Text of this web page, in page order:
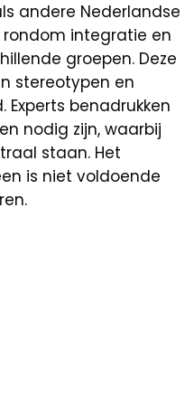
andere Nederlandse
integratie en
groepen. Deze
stereotypen en
benadrukken
nodig zijn, waarbij
staan. Het
is niet voldoende